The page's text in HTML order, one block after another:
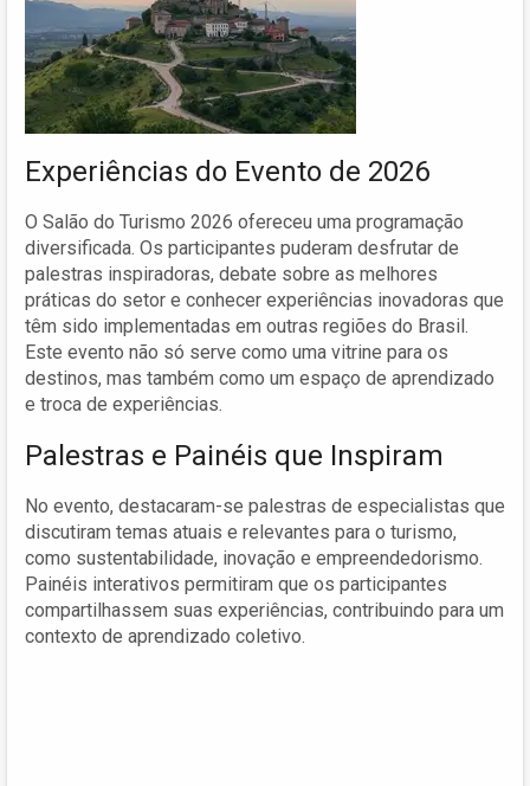
Experiências do Evento de 2026
O Salão do Turismo 2026 ofereceu uma programação
diversificada. Os participantes puderam desfrutar de
palestras inspiradoras, debate sobre as melhores
práticas do setor e conhecer experiências inovadoras que
têm sido implementadas em outras regiões do Brasil.
Este evento não só serve como uma vitrine para os
destinos, mas também como um espaço de aprendizado
e troca de experiências.
Palestras e Painéis que Inspiram
No evento, destacaram-se palestras de especialistas que
discutiram temas atuais e relevantes para o turismo,
como sustentabilidade, inovação e empreendedorismo.
Painéis interativos permitiram que os participantes
compartilhassem suas experiências, contribuindo para um
contexto de aprendizado coletivo.